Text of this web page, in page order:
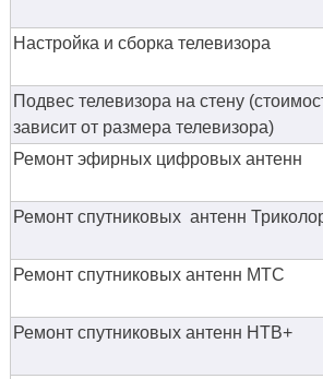
Настройка и сборка телевизора
Подвес телевизора на стену
зависит от размера телевизора)
Ремонт эфирных цифровых антенн
Ремонт спутниковых антенн
Ремонт спутниковых антенн МТС
Ремонт спутниковых антенн НТВ+